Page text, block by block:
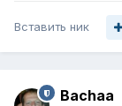
Вставить ник
Bachaa